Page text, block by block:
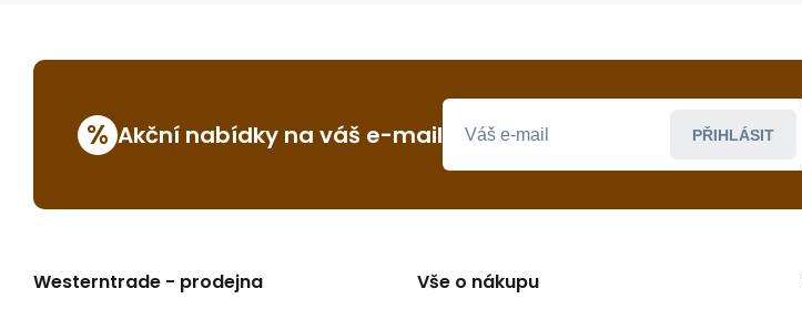
% Akční nabídky na váš e-mail PŘIHLÁSIT
Westerntrade - prodejna Vše o nákupu